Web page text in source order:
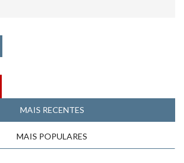
MAIS RECENTES
MAIS POPULARES